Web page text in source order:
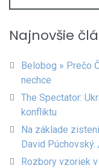
Najnovšie
Belobog » Prečo
nechce
The Spectator:
konfliktu
Na základe
David
Rozbory vzoriek